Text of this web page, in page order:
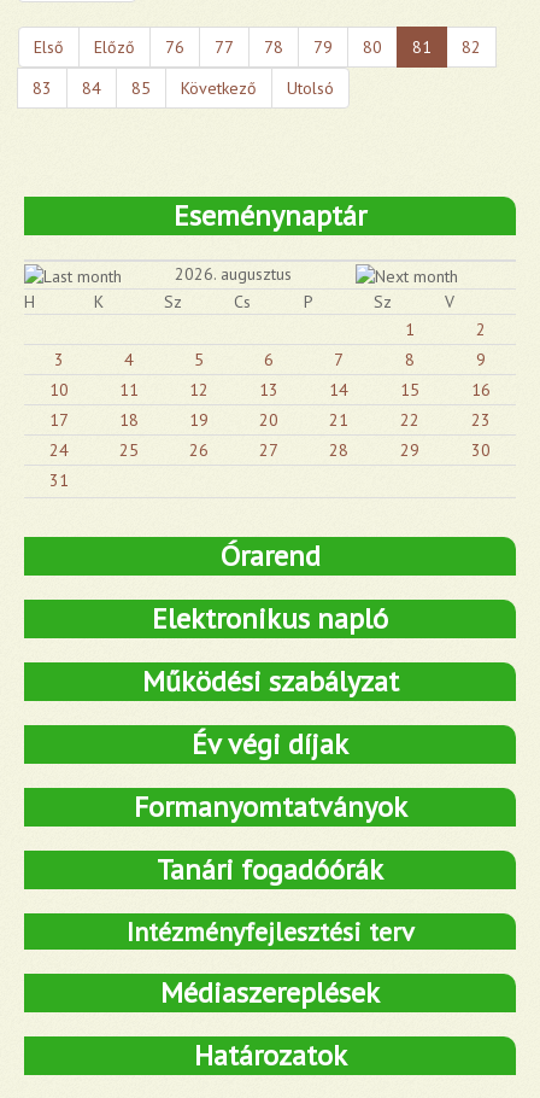
Első Előző 76 77 78 79 80 81
82
83
84 85 Következő Utolsó
Eseménynaptár
2026. augusztus
H
K Sz Cs P Sz
V
1
2
3
4 5 6 7 8
9
10
11 12 13 14 15
16
17
18 19 20 21 22
23
24
25 26 27 28 29
30
31
Órarend
Elektronikus napló
Működési szabályzat
Év végi díjak
Formanyomtatványok
Tanári fogadóórák
Intézményfejlesztési terv
Médiaszereplések
Határozatok